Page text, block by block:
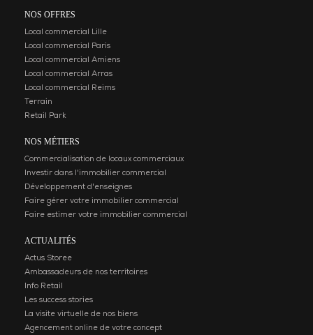
NOS OFFRES
Local commercial Lille
Local commercial Paris
Local commercial Amiens
Local commercial Arras
Local commercial Reims
Terrain
Retail Park
NOS MÉTIERS
Commercialisation de locaux commerciaux
Investir dans l'immobilier commercial
Développement d'enseignes
Faire gérer votre immobilier commercial
Faire estimer votre immobilier commercial
ACTUALITÉS
Actus Storee
Ambassadeurs de nos territoires
Info Retail
Les success stories
La visite virtuelle de nos biens
Agencement online de votre concept